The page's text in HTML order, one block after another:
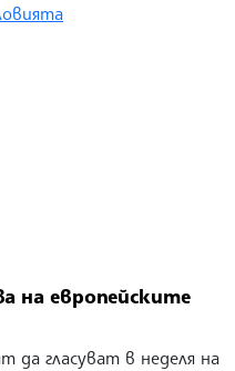
на европейските
да гласуват в неделя на